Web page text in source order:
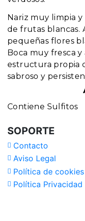
Nariz muy limpia
de frutas blancas.
pequeñas flores
Boca muy fresca
estructura propia
sabroso y
Contiene Sulfitos
SOPORTE
Contacto
Aviso Legal
Política de cookies
Política Privacidad